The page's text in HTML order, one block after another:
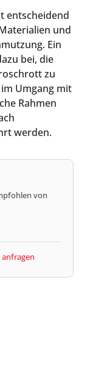
entscheidend
und
Ein
bei, die
zu
Umgang mit
Rahmen
werden.
von
anfragen